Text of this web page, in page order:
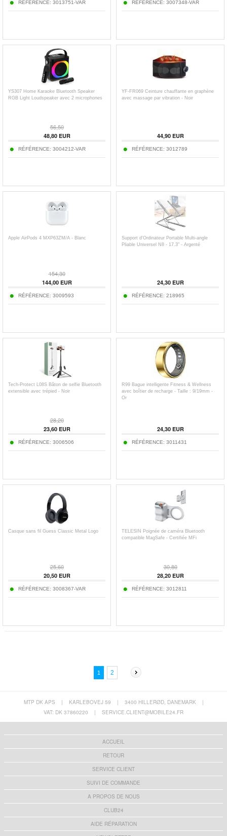
RÉFÉRENCE: 3013751-VAR RÉFÉRENCE: 3007348-VAR
YS307 Home Karaoke Bluetooth Speaker
RGB Light Loudspeaker avec 2 microphones
56,50
48,80EUR
RÉFÉRENCE: 3004212-VAR
YF-FR069 Ceinture chauffante en graphène
avec massage par vibration - Noir
44,90EUR
RÉFÉRENCE: 3012789
Apple AirPods 4 MXP63ZM/A - Blanc
154,30
144,00EUR
RÉFÉRENCE: 3009593
Support d'Ordinateur Portable Multi-angle
Pliable Universel N8 - 17.3" - Argenté
24,30EUR
RÉFÉRENCE: 218965
Tech-Protect L08S Bâton de selfie Bluetooth
extensible avec trépied - Noir
28,20
23,60EUR
RÉFÉRENCE: 3006506
R99 Bague intelligente Fitness & Wellness
avec boîtier de recharge - Taille : 9/19mm -
Or
24,30EUR
RÉFÉRENCE: 3011431
Casque sans fil Guess Classic Metal Logo
25,60
20,50EUR
RÉFÉRENCE: 3008367-VAR
TELESIN Poignée de caméra Bluetooth
compatible MagSafe - Certifiée MFi
30,80
28,20EUR
RÉFÉRENCE: 3012811
1 2
MTP DK APS | KARLEBOVEJ 59 | 3400 HILLERØD, DANEMARK
|
VAT: DK 37860220
| SERVICE.CLIENT@MOBILE24.FR
ACCUEIL
RETOUR
SERVICE CLIENT
SUIVI DE COMMANDE
A PROPOS DE NOUS
CLUB24
AIDE RÉPARATION